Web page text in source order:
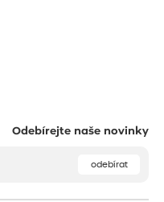
Odebírejte naše novinky
odebírat